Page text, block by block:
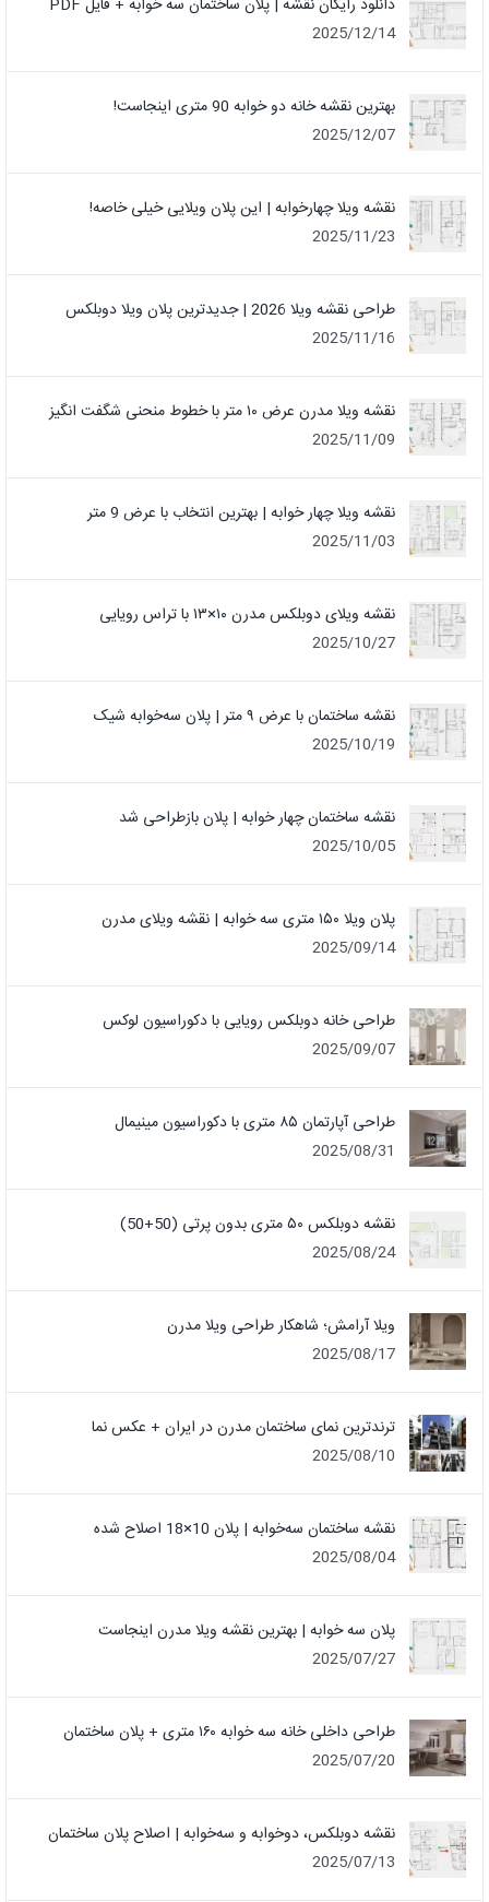
دانلود رایگان نقشه | پلان ساختمان سه خوابه + فایل PDF
2025/12/14
بهترین نقشه خانه دو خوابه 90 متری اینجاست!
2025/12/07
نقشه ویلا چهارخوابه | این پلان ویلایی خیلی خاصه!
2025/11/23
طراحی نقشه ویلا 2026 | جدیدترین پلان ویلا دوبلکس
2025/11/16
نقشه ویلا مدرن عرض ۱۰ متر با خطوط منحنی شگفت انگیز
2025/11/09
نقشه ویلا چهار خوابه | بهترین انتخاب با عرض 9 متر
2025/11/03
نقشه ویلای دوبلکس مدرن ۱۰×۱۳ با تراس رویایی
2025/10/27
نقشه ساختمان با عرض ۹ متر | پلان سه‌خوابه شیک
2025/10/19
نقشه ساختمان چهار خوابه | پلان بازطراحی شد
2025/10/05
پلان ویلا ۱۵۰ متری سه خوابه | نقشه ویلای مدرن
2025/09/14
طراحی خانه دوبلکس رویایی با دکوراسیون لوکس
2025/09/07
طراحی آپارتمان ۸۵ متری با دکوراسیون مینیمال
2025/08/31
نقشه دوبلکس ۵۰ متری بدون پرتی (50+50)
2025/08/24
ویلا آرامش؛ شاهکار طراحی ویلا مدرن
2025/08/17
ترندترین نمای ساختمان مدرن در ایران + عکس نما
2025/08/10
نقشه ساختمان سه‌خوابه | پلان 10×18 اصلاح شده
2025/08/04
پلان سه خوابه | بهترین نقشه ویلا مدرن اینجاست
2025/07/27
طراحی داخلی خانه سه خوابه ۱۶۰ متری + پلان ساختمان
2025/07/20
نقشه دوبلکس، دوخوابه و سه‌خوابه | اصلاح پلان ساختمان
2025/07/13